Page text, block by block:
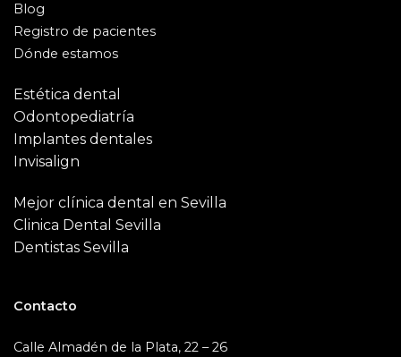
Blog
Registro de pacientes
Dónde estamos
Estética dental
Odontopediatría
Implantes dentales
Invisalign
Mejor clínica dental en Sevilla
Clinica Dental Sevilla
Dentistas Sevilla
Contacto
Calle Almadén de la Plata, 22 – 26